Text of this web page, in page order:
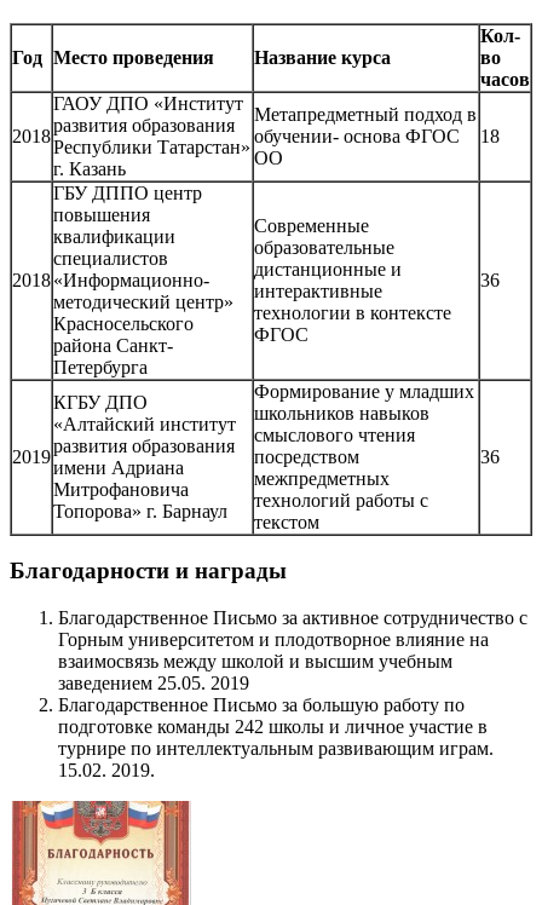
Год Место проведения Название курса
Кол-
во
часов
2018
ГАОУ ДПО «Институт
развития образования
Республики Татарстан»
г. Казань
Метапредметный подход в
обучении- основа ФГОС
ОО
18
2018
ГБУ ДППО центр
повышения
квалификации
специалистов
«Информационно-
методический центр»
Красносельского
района Санкт-
Петербурга
Современные
образовательные
дистанционные и
интерактивные
технологии в контексте
ФГОС
36
2019
КГБУ ДПО
«Алтайский институт
развития образования
имени Адриана
Митрофановича
Топорова» г. Барнаул
Формирование у младших
школьников навыков
смыслового чтения
посредством
межпредметных
технологий работы с
текстом
36
Благодарности и награды
Благодарственное Письмо за активное сотрудничество с
Горным университетом и плодотворное влияние на
взаимосвязь между школой и высшим учебным
заведением 25.05. 2019
Благодарственное Письмо за большую работу по
подготовке команды 242 школы и личное участие в
турнире по интеллектуальным развивающим играм.
15.02. 2019.